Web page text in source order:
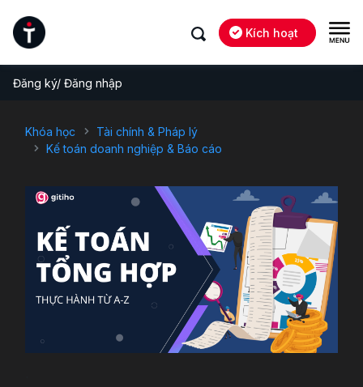
Kích hoạt
Đăng ký/ Đăng nhập
Khóa học
Tài chính & Pháp lý
Kế toán doanh nghiệp & Báo cáo